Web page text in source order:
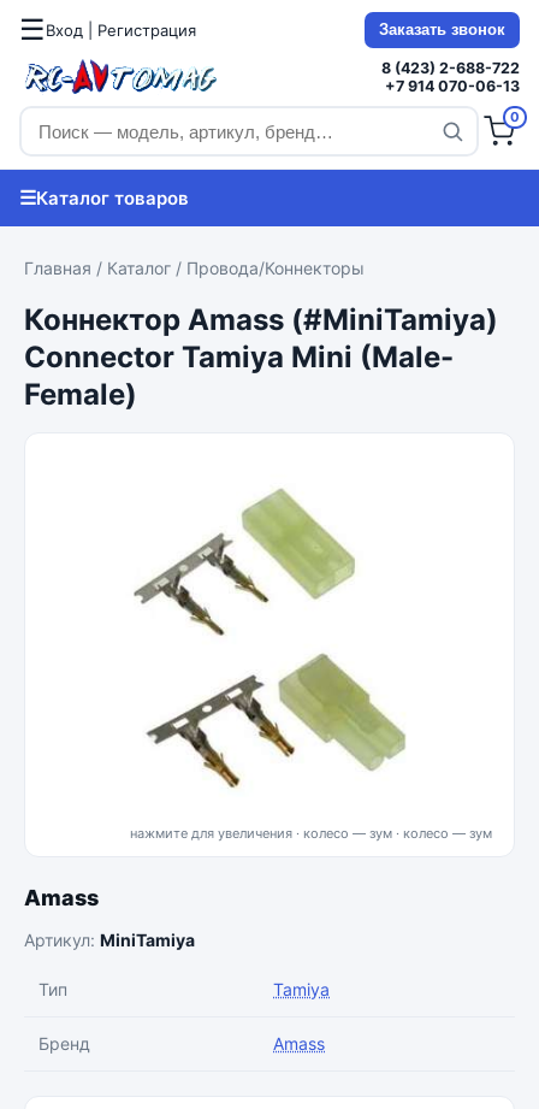
☰Вход | Регистрация Заказать звонок
8 (423) 2-688-722
+7 914 070-06-13
0
☰Каталог товаров
Главная / Каталог / Провода/Коннекторы
Коннектор Amass (#MiniTamiya)
Connector Tamiya Mini (Male-
Female)
нажмите для увеличения · колесо — зум
Amass
Артикул: MiniTamiya
Тип Tamiya
Бренд Amass